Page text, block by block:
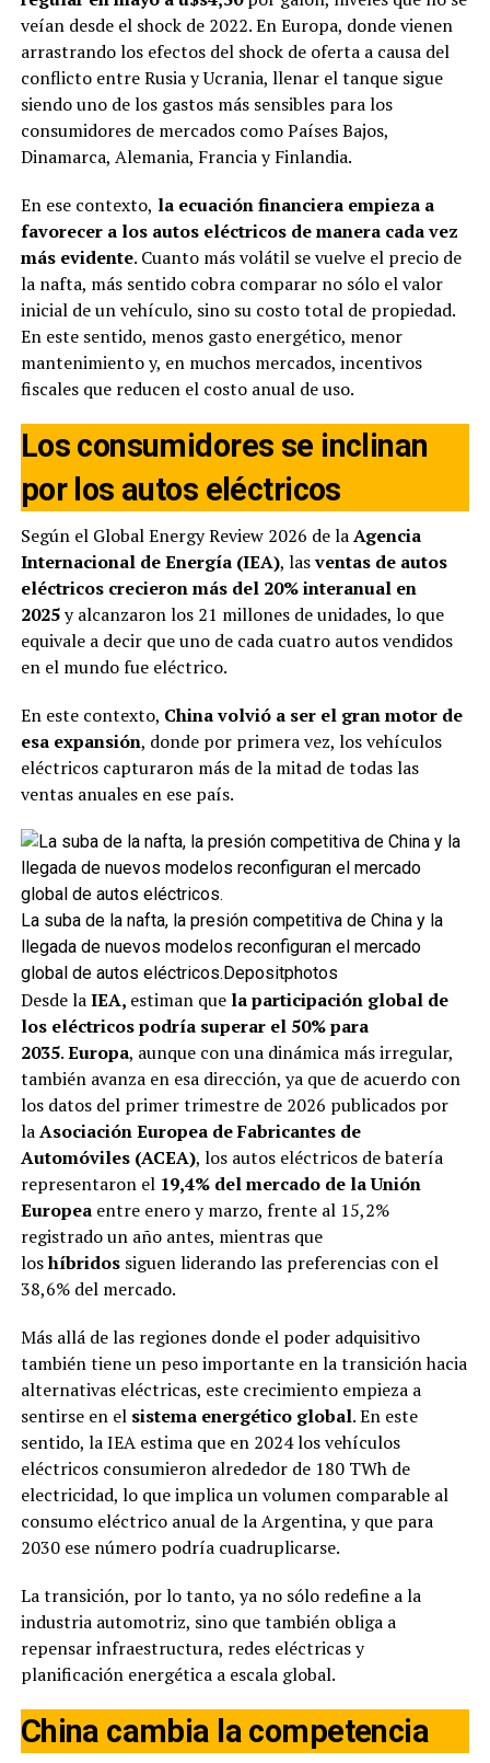
veían desde el shock de 2022. En Europa, donde vienen
arrastrando los efectos del shock de oferta a causa del
conflicto entre Rusia y Ucrania, llenar el tanque sigue
siendo uno de los gastos más sensibles para los
consumidores de mercados como Países Bajos,
Dinamarca, Alemania, Francia y Finlandia.
En ese contexto, la ecuación financiera empieza a
favorecer a los autos eléctricos de manera cada vez
más evidente. Cuanto más volátil se vuelve el precio de
la nafta, más sentido cobra comparar no sólo el valor
inicial de un vehículo, sino su costo total de propiedad.
En este sentido, menos gasto energético, menor
mantenimiento y, en muchos mercados, incentivos
fiscales que reducen el costo anual de uso.
Los consumidores se inclinan
por los autos eléctricos
Según el Global Energy Review 2026 de laAgencia
Internacional de Energía (IEA), lasventas de autos
eléctricos crecieron más del 20% interanual en
2025y alcanzaron los 21 millones de unidades, lo que
equivale a decir que uno de cada cuatro autos vendidos
en el mundo fue eléctrico.
En este contexto, China volvió a ser el gran motor de
esa expansión, donde por primera vez, los vehículos
eléctricos capturaron más de la mitad de todas las
ventas anuales en ese país.
La suba de la nafta, la presión competitiva de China y la
llegada de nuevos modelos reconfiguran el mercado
global de autos eléctricos.Depositphotos
Desde laIEA, estiman quela participación global de
los eléctricos podría superar el 50% para
2035.Europa, aunque con una dinámica más irregular,
también avanza en esa dirección, ya que de acuerdo con
los datos del primer trimestre de 2026 publicados por
laAsociación Europea de Fabricantes de
Automóviles (ACEA), los autos eléctricos de batería
representaron el 19,4% del mercado de la Unión
Europeaentre enero y marzo, frente al 15,2%
registrado un año antes, mientras que
loshíbridossiguen liderando las preferencias con el
38,6% del mercado.
Más allá de las regiones donde el poder adquisitivo
también tiene un peso importante en la transición hacia
alternativas eléctricas, este crecimiento empieza a
sentirse en el sistema energético global. En este
sentido, la IEA estima que en 2024 los vehículos
eléctricos consumieron alrededor de 180 TWh de
electricidad, lo que implica un volumen comparable al
consumo eléctrico anual de la Argentina, y que para
2030 ese número podría cuadruplicarse.
La transición, por lo tanto, ya no sólo redefine a la
industria automotriz, sino que también obliga a
repensar infraestructura, redes eléctricas y
planificación energética a escala global.
China cambia la competencia